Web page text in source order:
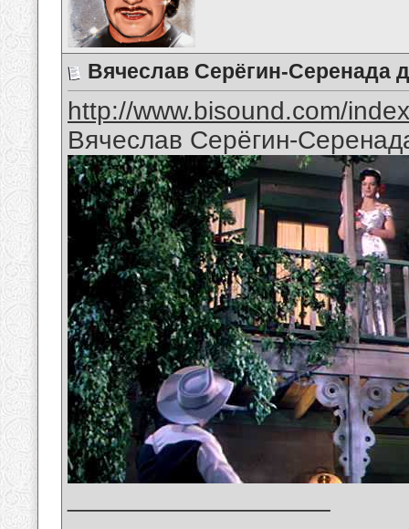
Вячеслав Серёгин-Серенада
http://www.bisound.com/
Вячеслав Серёгин-